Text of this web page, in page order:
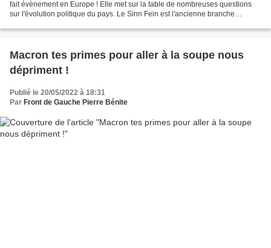
fait évènement en Europe ! Elle met sur la table de nombreuses questions
sur l'évolution politique du pays. Le Sinn Fein est l'ancienne branche
Macron tes primes pour aller à la soupe nous
dépriment !
Publié le 20/05/2022 à 18:31
Par Front de Gauche Pierre Bénite